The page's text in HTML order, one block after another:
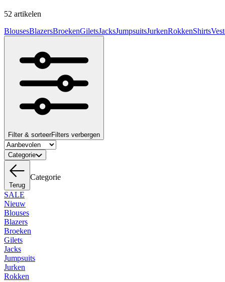
52 artikelen
BlousesBlazersBroekenGiletsJacksJumpsuitsJurkenRokkenShirts
Filter & sorteerFilters verbergen
Categorie
Terug
Categorie
SALE
Nieuw
Blouses
Blazers
Broeken
Gilets
Jacks
Jumpsuits
Jurken
Rokken